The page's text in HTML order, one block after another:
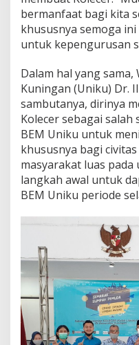
bermanfaat bagi kita
khususnya semoga
untuk kepengurusan
Dalam hal yang
Kuningan (Uniku) Dr.
sambutanya, dirinya
Kolecer sebagai
BEM Uniku untuk
khususnya bagi
masyarakat luas pada
langkah awal untuk
BEM Uniku periode